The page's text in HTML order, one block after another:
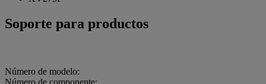
Soporte para productos
Número de modelo: